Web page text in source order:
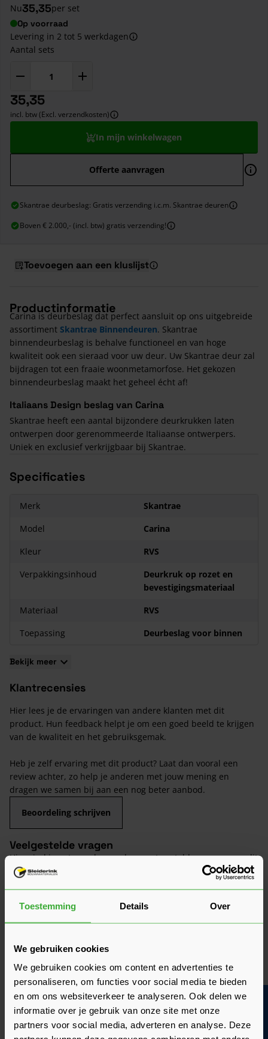
Toestemming Details Over
We gebruiken cookies
We gebruiken cookies om content en advertenties te
personaliseren, om functies voor social media te bieden
en om ons websiteverkeer te analyseren. Ook delen we
informatie over je gebruik van onze site met onze
partners voor social media, adverteren en analyse. Deze
Nu35,35per set
Op voorraad
Levering in 2 tot 5 werkdagen
Aantal sets
35,35
incl. btw (Excl. verzendkosten)
In mijn winkelwagen
Offerte aanvragen
Skantrae deurbeslag: Gratis verzending i.c.m. Skantrae deuren
Boven € 2.000,- (incl. btw) gratis verzending!
Toevoegen aan een kluslijst
Productinformatie
Carina is deurbeslag dat perfect aansluit op ons uitgebreide
assortiment Skantrae Binnendeuren. Skantrae
binnendeurbeslag is behalve functioneel en van hoge
kwaliteit ook een sieraad voor uw deur. Uw Skantrae deur zal
bijdragen tot een fraaie woonmetamorfose. Het gekozen
binnendeurbeslag maakt het geheel écht af!
Italiaans Design beslag van Carina
Skantrae heeft een aantal bijzondere deurkrukken laten
ontwerpen door gerenommeerde Italiaanse ontwerpers.
Uniek en exclusief verkrijgbaar bij Skantrae.
Specificaties
Merk
Skantrae
Model
Carina
Kleur
RVS
Verpakkingsinhoud
Deurkruk op rozet en
bevestigingsmateriaal
Materiaal
RVS
Toepassing
Deurbeslag voor binnen
Bekijk meer
Klantrecensies
Hier lees je de ervaringen van andere klanten met dit
product. Hun feedback helpt je om een goed beeld te krijgen
van de kwaliteit en het gebruiksgemak.
Heb je zelf ervaring met dit product? Laat dan vooral een
review achter, zo help je anderen met jouw mening en
dragen we samen bij aan een nog beter aanbod.
Beoordeling schrijven
Veelgestelde vragen
Hier vind je antwoorden op de meest gestelde vragen over dit
product. We hebben de belangrijkste onderwerpen alvast
voor je op een rij gezet zodat je snel verder kunt.
Kun je het antwoord op jouw vraag niet vinden? Neem dan
gerust contact op met een van onze experts we helpen je
Heeft het zin om een offerte aan te vragen?